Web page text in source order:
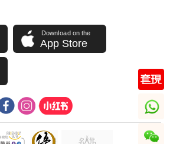
Download on the
App Store
whatsapp